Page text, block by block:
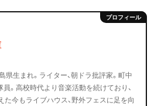
県生まれ。ライター、朝ドラ批評家。町中
。高校時代より音楽活動を続けており、
た今もライブハウス、野外フェスに足を向